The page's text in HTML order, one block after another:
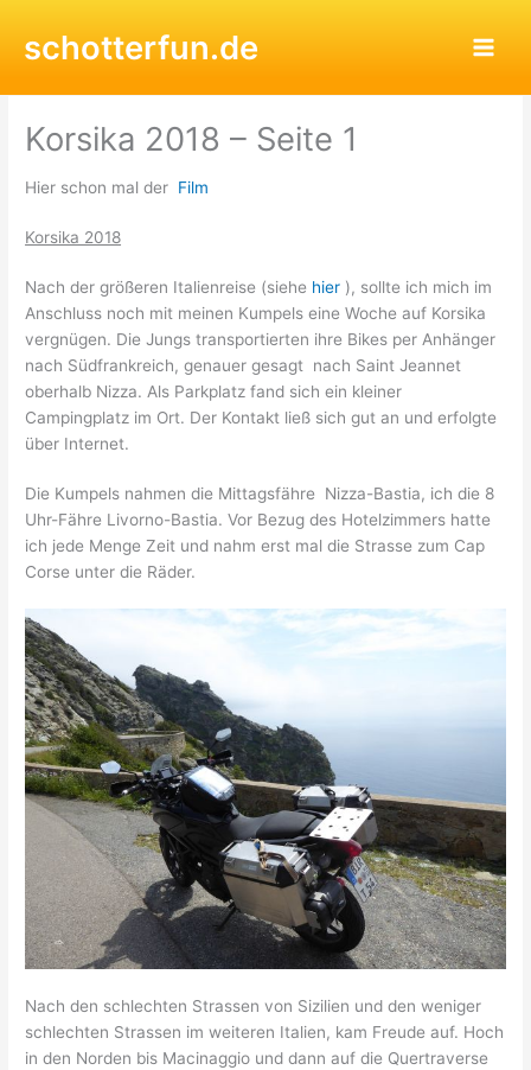
Inhalt
springen
schotterfun.de
Korsika 2018 – Seite 1
Hier schon mal der Film
Korsika 2018
Nach der größeren Italienreise (siehe hier ), sollte ich mich im
Anschluss noch mit meinen Kumpels eine Woche auf Korsika
vergnügen. Die Jungs transportierten ihre Bikes per Anhänger
nach Südfrankreich, genauer gesagt nach Saint Jeannet
oberhalb Nizza. Als Parkplatz fand sich ein kleiner
Campingplatz im Ort. Der Kontakt ließ sich gut an und erfolgte
über Internet.
Die Kumpels nahmen die Mittagsfähre Nizza-Bastia, ich die 8
Uhr-Fähre Livorno-Bastia. Vor Bezug des Hotelzimmers hatte
ich jede Menge Zeit und nahm erst mal die Strasse zum Cap
Corse unter die Räder.
Nach den schlechten Strassen von Sizilien und den weniger
schlechten Strassen im weiteren Italien, kam Freude auf. Hoch
in den Norden bis Macinaggio und dann auf die Quertraverse